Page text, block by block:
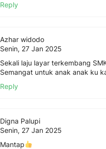
Reply
Azhar widodo
Senin, 27 Jan 2025
Sekali laju layar terkembang
Semangat untuk anak anak ku
Reply
Digna Palupi
Senin, 27 Jan 2025
Mantap